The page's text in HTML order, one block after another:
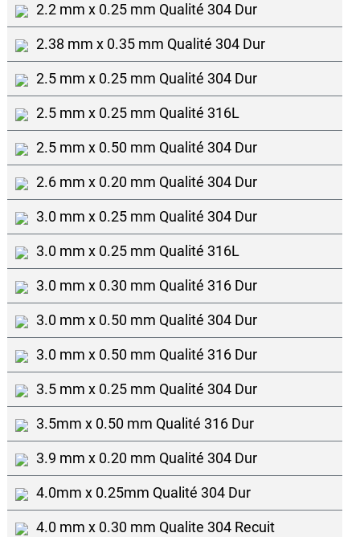
2.2 mm x 0.25 mm Qualité 304 Dur
2.38 mm x 0.35 mm Qualité 304 Dur
2.5 mm x 0.25 mm Qualité 304 Dur
2.5 mm x 0.25 mm Qualité 316L
2.5 mm x 0.50 mm Qualité 304 Dur
2.6 mm x 0.20 mm Qualité 304 Dur
3.0 mm x 0.25 mm Qualité 304 Dur
3.0 mm x 0.25 mm Qualité 316L
3.0 mm x 0.30 mm Qualité 316 Dur
3.0 mm x 0.50 mm Qualité 304 Dur
3.0 mm x 0.50 mm Qualité 316 Dur
3.5 mm x 0.25 mm Qualité 304 Dur
3.5mm x 0.50 mm Qualité 316 Dur
3.9 mm x 0.20 mm Qualité 304 Dur
4.0mm x 0.25mm Qualité 304 Dur
4.0 mm x 0.30 mm Qualite 304 Recuit